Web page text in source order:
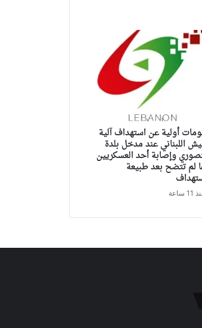
أولية عن استهداف آلية
اللبناني عند مدخل بلدة
وإصابة أحد العسكريين
لم تتضح بعد طبيعة
ساعة